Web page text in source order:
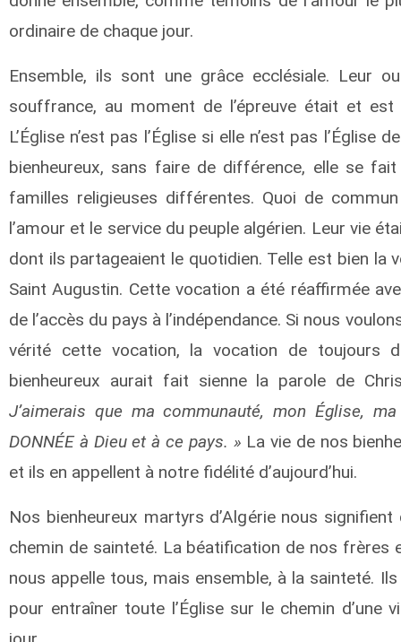
ordinaire de chaque jour.
Ensemble, ils sont une grâce ecclésiale. Leur
souffrance, au moment de l’épreuve était et
L’Église n’est pas l’Église si elle n’est pas
bienheureux, sans faire de différence, elle se
familles religieuses différentes. Quoi de
l’amour et le service du peuple algérien. Leur vie
dont ils partageaient le quotidien. Telle est bien la
Saint Augustin. Cette vocation a été réaffirmée
de l’accès du pays à l’indépendance. Si nous
vérité cette vocation, la vocation de toujours
bienheureux aurait fait sienne la parole de
J’aimerais que ma communauté, mon Église,
DONNÉE à Dieu et à ce pays. » La vie de nos
et ils en appellent à notre fidélité d’aujourd’hui.
Nos bienheureux martyrs d’Algérie nous
chemin de sainteté. La béatification de nos
nous appelle tous, mais ensemble, à la sainteté.
pour entraîner toute l’Église sur le chemin d’une